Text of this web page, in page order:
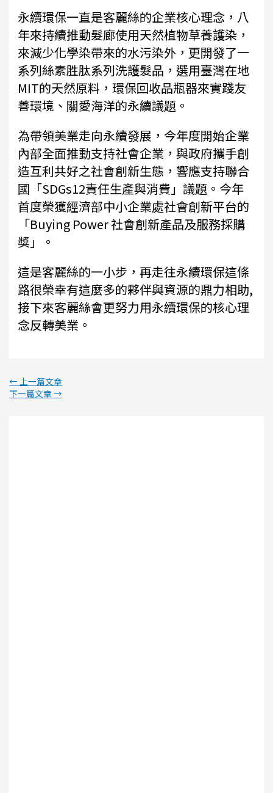
永續環保一直是客麗絲的企業核心理念，八
年來持續推動髮廊使用天然植物草養護染，
來減少化學染帶來的水污染外，更開發了一
系列絲素胜肽系列洗護髮品，選用臺灣在地
MIT的天然原料，環保回收品瓶器來實踐友
善環境、關愛海洋的永續議題。
為帶領美業走向永續發展，今年度開始企業
內部全面推動支持社會企業，與政府攜手創
造互利共好之社會創新生態，響應支持聯合
國「SDGs12責任生產與消費」議題。今年
首度榮獲經濟部中小企業處社會創新平台的
「Buying Power 社會創新產品及服務採購
獎」。
這是客麗絲的一小步，再走往永續環保這條
路很榮幸有這麼多的夥伴與資源的鼎力相助,
接下來客麗絲會更努力用永續環保的核心理
念反轉美業。
←上一篇文章
下一篇文章→